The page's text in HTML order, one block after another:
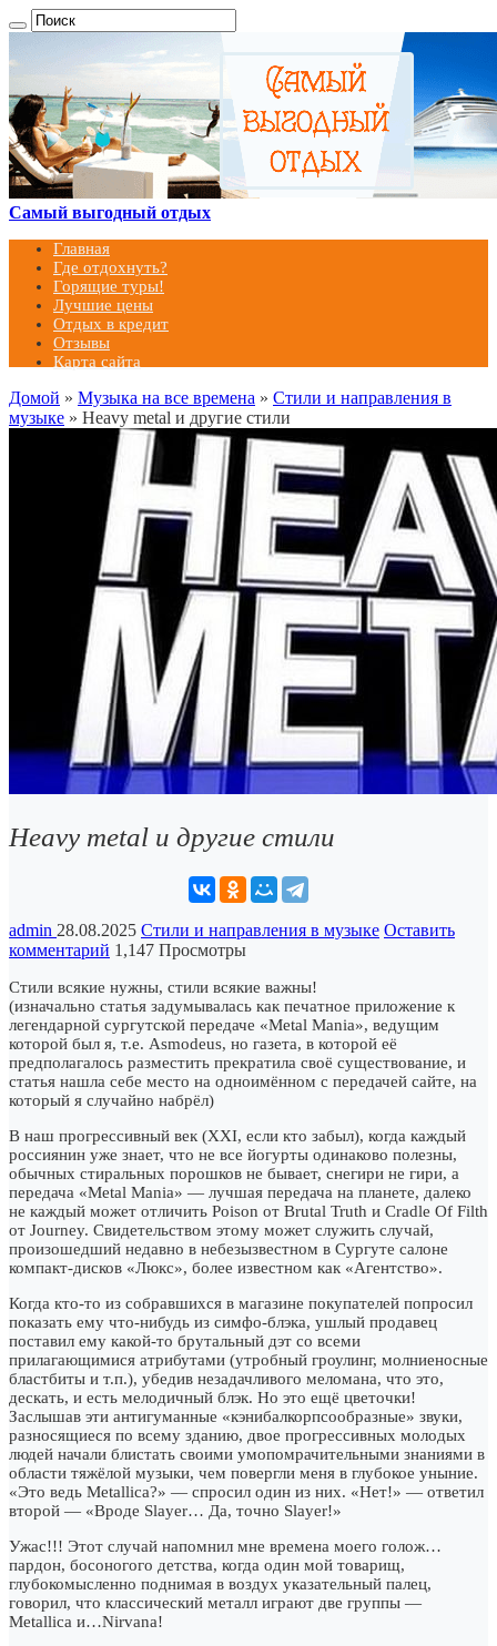
Самый выгодный отдых
Главная
Где отдохнуть?
Горящие туры!
Лучшие цены
Отдых в кредит
Отзывы
Карта сайта
Домой » Музыка на все времена » Стили и направления в
музыке » Heavy metal и другие стили
Heavy metal и другие стили
admin 28.08.2025 Стили и направления в музыке Оставить
комментарий 1,147 Просмотры
Стили всякие нужны, стили всякие важны!
(изначально статья задумывалась как печатное приложение к
легендарной сургутской передаче «Metal Mania», ведущим
которой был я, т.е. Asmodeus, но газета, в которой её
предполагалось разместить прекратила своё существование, и
статья нашла себе место на одноимённом с передачей сайте, на
который я случайно набрёл)
В наш прогрессивный век (XXI, если кто забыл), когда каждый
россиянин уже знает, что не все йогурты одинаково полезны,
обычных стиральных порошков не бывает, снегири не гири, а
передача «Metal Mania» — лучшая передача на планете, далеко
не каждый может отличить Poison от Brutal Truth и Cradle Of Filth
от Journey. Свидетельством этому может служить случай,
произошедший недавно в небезызвестном в Сургуте салоне
компакт-дисков «Люкс», более известном как «Агентство».
Когда кто-то из собравшихся в магазине покупателей попросил
показать ему что-нибудь из симфо-блэка, ушлый продавец
поставил ему какой-то брутальный дэт со всеми
прилагающимися атрибутами (утробный гроулинг, молниеносные
бластбиты и т.п.), убедив незадачливого меломана, что это,
дескать, и есть мелодичный блэк. Но это ещё цветочки!
Заслышав эти антигуманные «кэнибалкорпсообразные» звуки,
разносящиеся по всему зданию, двое прогрессивных молодых
людей начали блистать своими умопомрачительными знаниями в
области тяжёлой музыки, чем повергли меня в глубокое уныние.
«Это ведь Metallica?» — спросил один из них. «Нет!» — ответил
второй — «Вроде Slayer… Да, точно Slayer!»
Ужас!!! Этот случай напомнил мне времена моего голож…
пардон, босоногого детства, когда один мой товарищ,
глубокомысленно поднимая в воздух указательный палец,
говорил, что классический металл играют две группы —
Metallica и…Nirvana!